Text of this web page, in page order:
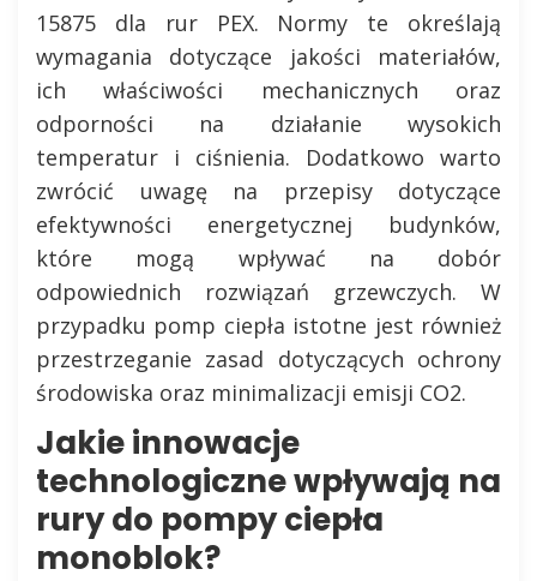
15875 dla rur PEX. Normy te określają
wymagania dotyczące jakości materiałów,
ich właściwości mechanicznych oraz
odporności na działanie wysokich
temperatur i ciśnienia. Dodatkowo warto
zwrócić uwagę na przepisy dotyczące
efektywności energetycznej budynków,
które mogą wpływać na dobór
odpowiednich rozwiązań grzewczych. W
przypadku pomp ciepła istotne jest również
przestrzeganie zasad dotyczących ochrony
środowiska oraz minimalizacji emisji CO2.
Jakie innowacje
technologiczne wpływają na
rury do pompy ciepła
monoblok?